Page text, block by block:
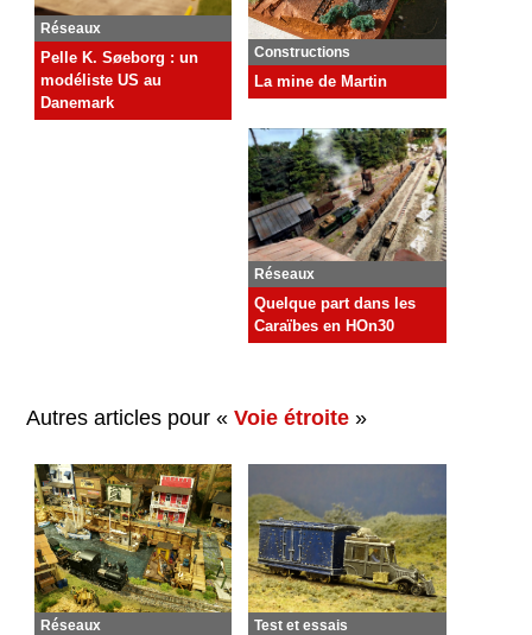
Réseaux
Pelle K. Søeborg : un
modéliste US au
Danemark
Constructions
La mine de Martin
Réseaux
Quelque part dans les
Caraïbes en HOn30
Autres articles pour « Voie étroite »
Réseaux Test et essais